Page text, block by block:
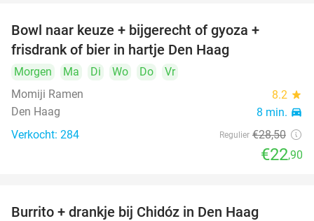
Bowl naar keuze + bijgerecht of gyoza +
frisdrank of bier in hartje Den Haag
Morgen Ma Di Wo Do
Vr
Momiji Ramen
8.2 star
Den Haag 8 min. directions_car
Verkocht: 284 Regulier €28,50
€22,90
Burrito + drankje bij Chidóz in Den Haag